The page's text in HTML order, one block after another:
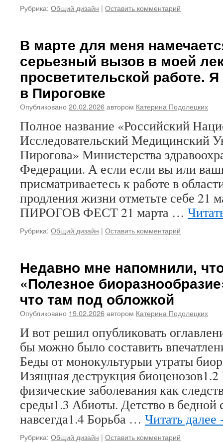
Рубрика: Общий дизайн | Оставить комментарий
В марте для меня
серьезный вызов в моей
просветительской работе.
в Пироговке
Опубликовано 20.02.2026автором Катерина Подолецких
Полное название «Российский
Исследовательский Медицинский
Пирогова» Министерства
Федерации. А если если вы или
присматриваетесь к работе в
продления жизни отметьте себе 21
ПИРОГОВ ФЕСТ 21 марта …
Рубрика: Общий дизайн | Оставить комментарий
Недавно мне напомнили,
«Полезное
что там под обложкой
Опубликовано 19.02.2026автором Катерина Подолецких
И вот решил опубликовать
бы можно было составить
Беды от монокультурыи утраты
Изящная деструкция
физические заболевания как
среды1.3 Абиоты. Детство в бедной
навсегда1.4 Борьба … Читать далее
Рубрика: Общий дизайн | Оставить комментарий